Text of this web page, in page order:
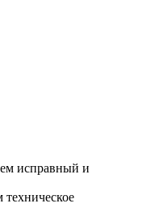
исправный и